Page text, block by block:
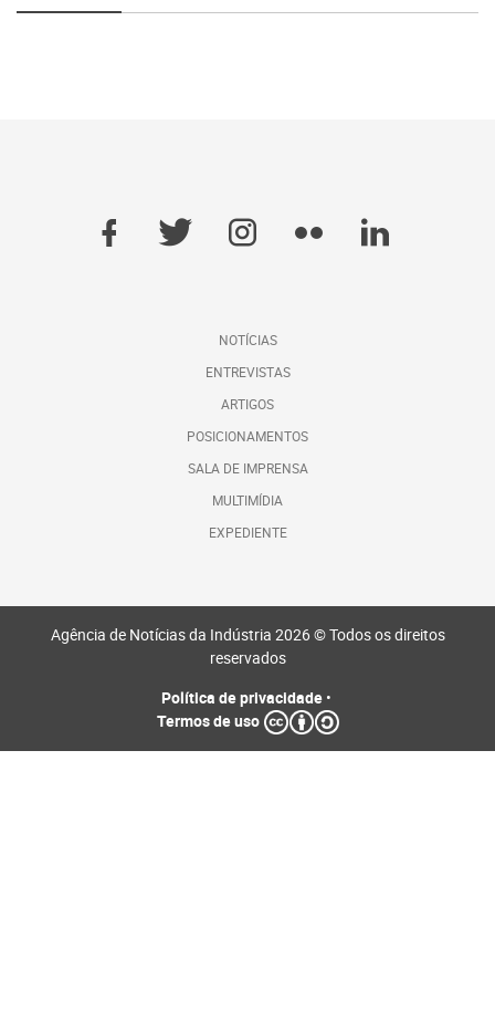
NOTÍCIAS
ENTREVISTAS
ARTIGOS
POSICIONAMENTOS
SALA DE IMPRENSA
MULTIMÍDIA
EXPEDIENTE
Agência de Notícias da Indústria 2026 © Todos os direitos
reservados
Política de privacidade•
Termos de uso